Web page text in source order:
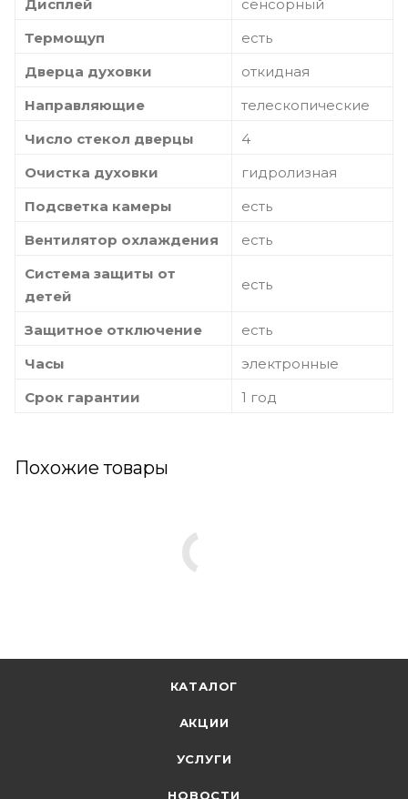
Дисплей
сенсорный
Термощуп
есть
Дверца духовки
откидная
Направляющие
телескопические
Число стекол дверцы
4
Очистка духовки
гидролизная
Подсветка камеры
есть
Вентилятор охлаждения
есть
Система защиты от
детей
есть
Защитное отключение
есть
Часы
электронные
Срок гарантии
1 год
Похожие товары
КАТАЛОГ
АКЦИИ
УСЛУГИ
НОВОСТИ